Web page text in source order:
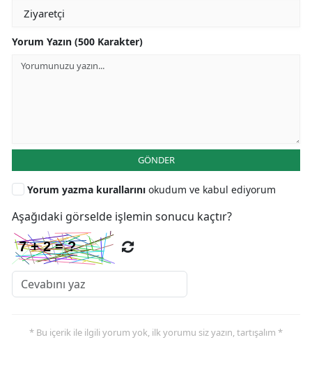
Yorum Yazın (500 Karakter)
GÖNDER
Yorum yazma kurallarını okudum ve kabul ediyorum
Aşağıdaki görselde işlemin sonucu kaçtır?
* Bu içerik ile ilgili yorum yok, ilk yorumu siz yazın, tartışalım *